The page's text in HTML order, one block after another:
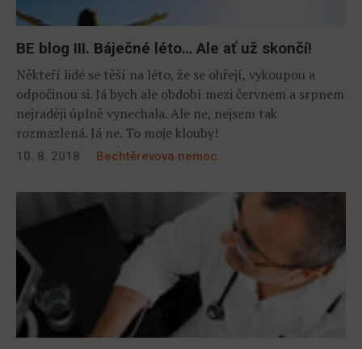
BE blog III. Báječné léto… Ale ať už skončí!
Někteří lidé se těší na léto, že se ohřejí, vykoupou a
odpočinou si. Já bych ale období mezi červnem a srpnem
nejraději úplně vynechala. Ale ne, nejsem tak
rozmazlená. Já ne. To moje klouby!
10. 8. 2018 Bechtěrevova nemoc